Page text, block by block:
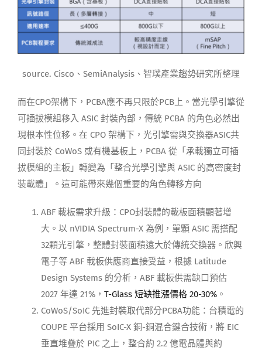
source. Cisco、SemiAnalysis、智璞產業趨勢研究所整理
而在CPO架構下，PCBA應不再只限於PCB上。當光學引擎從
可插拔模組移入 ASIC 封裝內部，傳統 PCBA 的角色必然出
現根本性位移。在 CPO 架構下，光引擎需與交換器ASIC共
同封裝於 CoWoS 或有機基板上，PCBA 從「承載獨立可插
拔模組的主板」轉變為「整合光學引擎與 ASIC 的高密度封
裝載體」。這可能帶來幾個重要的角色轉移方向
ABF 載板需求升級：CPO封裝體的載板面積顯著增
大。以 nVIDIA Spectrum-X 為例，單顆 ASIC 需搭配
32顆光引擎，整體封裝面積遠大於傳統交換器。欣興
電子等 ABF 載板供應商直接受益，根據 Latitude
Design Systems 的分析，ABF 載板供需缺口預估
2027 年達 21%， T-Glass 短缺推漲價格 20-30%。
CoWoS/SoIC 先進封裝取代部分PCBA功能：台積電的
COUPE 平台採用 SoIC-X 銅-銅混合鍵合技術，將 EIC
垂直堆疊於 PIC 之上，整合約 2.2 億電晶體與約